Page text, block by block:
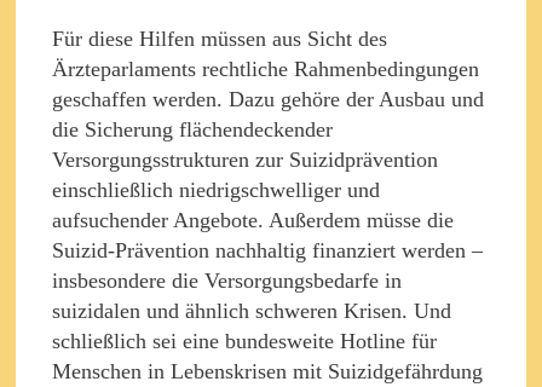
Für diese Hilfen müssen aus Sicht des
Ärzteparlaments rechtliche Rahmenbedingungen
geschaffen werden. Dazu gehöre der Ausbau und
die Sicherung flächendeckender
Versorgungsstrukturen zur Suizidprävention
einschließlich niedrigschwelliger und
aufsuchender Angebote. Außerdem müsse die
Suizid-Prävention nachhaltig finanziert werden –
insbesondere die Versorgungsbedarfe in
suizidalen und ähnlich schweren Krisen. Und
schließlich sei eine bundesweite Hotline für
Menschen in Lebenskrisen mit Suizidgefährdung